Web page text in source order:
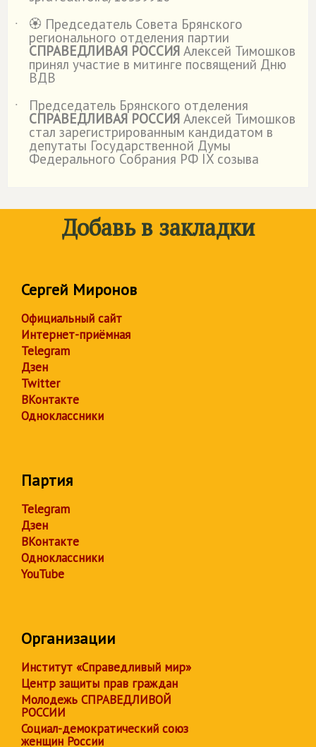
˙
🏵️ Председатель Совета Брянского
регионального отделения партии
СПРАВЕДЛИВАЯ РОССИЯ Алексей Тимошков
принял участие в митинге посвящений Дню
ВДВ
˙
Председатель Брянского отделения
СПРАВЕДЛИВАЯ РОССИЯ Алексей Тимошков
стал зарегистрированным кандидатом в
депутаты Государственной Думы
Федерального Собрания РФ IX созыва
Добавь в закладки
Сергей Миронов
Официальный сайт
Интернет-приёмная
Telegram
Дзен
Twitter
ВКонтакте
Одноклассники
Партия
Telegram
Дзен
ВКонтакте
Одноклассники
YouTube
Организации
Институт «Справедливый мир»
Центр защиты прав граждан
Молодежь СПРАВЕДЛИВОЙ
РОССИИ
Социал-демократический союз
женщин России